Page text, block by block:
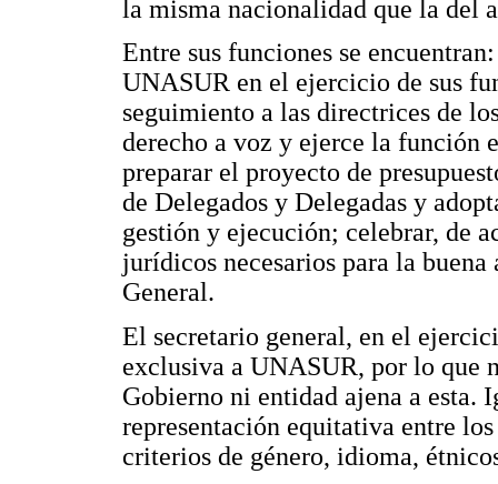
la misma nacionalidad que la del
Entre sus funciones se
UNASUR en el ejercicio de sus
seguimiento a las directrices de
derecho a voz y ejerce la función
preparar el proyecto de
de Delegados y Delegadas y
gestión y ejecución; celebrar, de
jurídicos necesarios para la
General.
El secretario general, en el
exclusiva a UNASUR, por lo que
Gobierno ni entidad ajena a esta.
representación equitativa entre
criterios de género, idioma,